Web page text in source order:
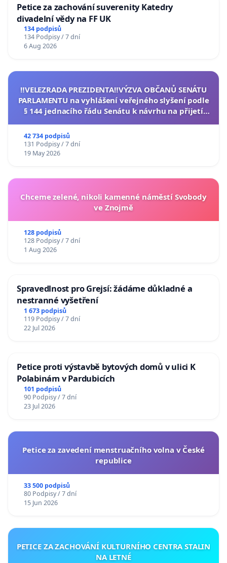
Petice za zachování suverenity Katedry
divadelní vědy na FF UK
134 podpisů
134 Podpisy / 7 dní
6 Aug 2026
‼️VELEZRADA PREZIDENTA‼️VÝZVA OBČANŮ SENÁTU
PARLAMENTU na vyhlášení veřejného slyšení podle
§ 144 jednacího řádu Senátu k návrhu na přijetí
42 734 podpisů
131 Podpisy / 7 dní
19 May 2026
Chceme zelené, nikoli kamenné náměstí Svobody
ve Znojmě
128 podpisů
128 Podpisy / 7 dní
1 Aug 2026
Spravedlnost pro Grejsí: žádáme důkladné a
nestranné vyšetření
1 673 podpisů
119 Podpisy / 7 dní
22 Jul 2026
Petice proti výstavbě bytových domů v ulici K
Polabinám v Pardubicích
101 podpisů
90 Podpisy / 7 dní
23 Jul 2026
Petice za zavedení menstruačního volna v České
republice
33 500 podpisů
80 Podpisy / 7 dní
15 Jun 2026
PETICE ZA ZACHOVÁNÍ KULTURNÍHO CENTRA STALIN
NA LETNÉ